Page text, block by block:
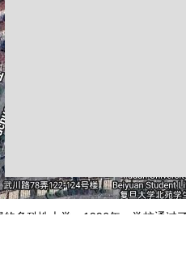
多科性大学。1996年，学校通